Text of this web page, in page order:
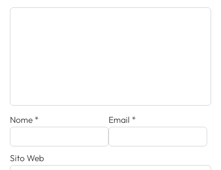
Nome * Email *
Sito Web